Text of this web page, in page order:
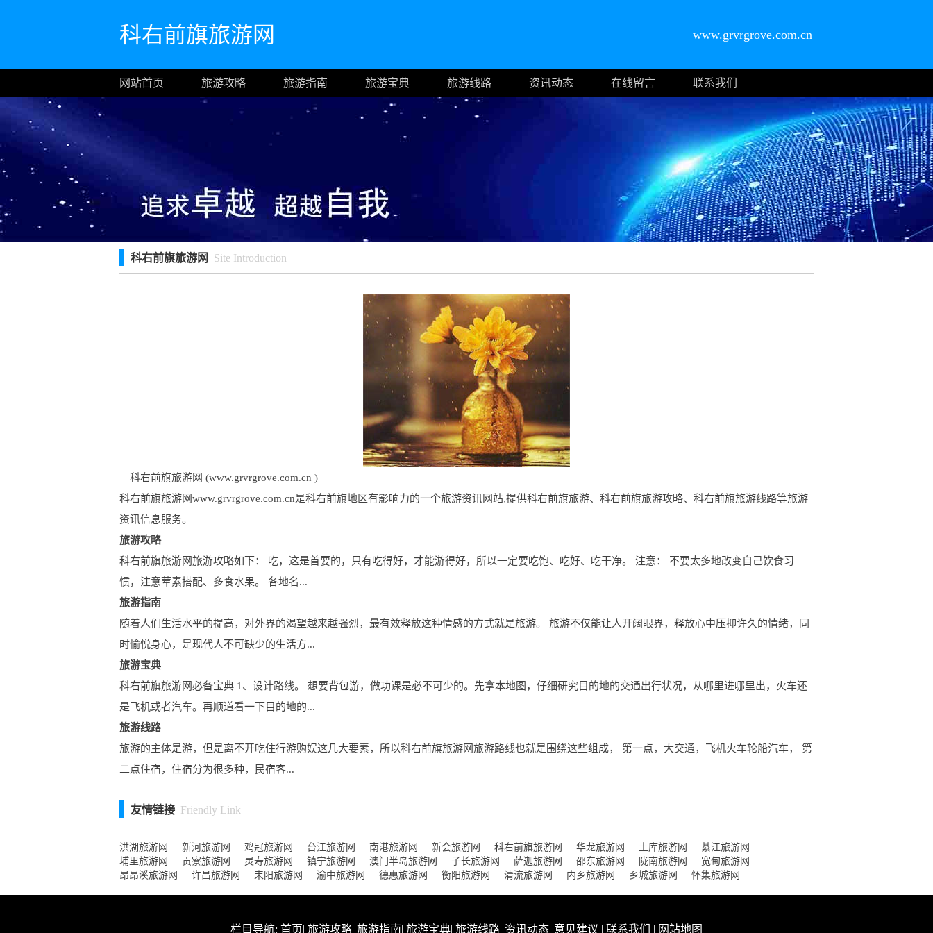
科右前旗旅游网 www.grvrgrove.com.cn
网站首页 旅游攻略 旅游指南 旅游宝典 旅游线路 资讯动态 在线留言 联系我们
科右前旗旅游网 Site Introduction
科右前旗旅游网 (www.grvrgrove.com.cn )
科右前旗旅游网www.grvrgrove.com.cn是科右前旗地区有影响力的一个旅游资讯网站,提供科右前旗旅游、科右前旗旅游攻略、科右前旗旅游线路等旅游
资讯信息服务。
旅游攻略
科右前旗旅游网旅游攻略如下： 吃，这是首要的，只有吃得好，才能游得好，所以一定要吃饱、吃好、吃干净。 注意： 不要太多地改变自己饮食习
惯，注意荤素搭配、多食水果。 各地名...
旅游指南
随着人们生活水平的提高，对外界的渴望越来越强烈，最有效释放这种情感的方式就是旅游。 旅游不仅能让人开阔眼界，释放心中压抑许久的情绪，同
时愉悦身心，是现代人不可缺少的生活方...
旅游宝典
科右前旗旅游网必备宝典 1、设计路线。 想要背包游，做功课是必不可少的。先拿本地图，仔细研究目的地的交通出行状况，从哪里进哪里出，火车还
是飞机或者汽车。再顺道看一下目的地的...
旅游线路
旅游的主体是游，但是离不开吃住行游购娱这几大要素，所以科右前旗旅游网旅游路线也就是围绕这些组成， 第一点，大交通，飞机火车轮船汽车， 第
二点住宿，住宿分为很多种，民宿客...
友情链接 Friendly Link
洪湖旅游网 新河旅游网 鸡冠旅游网 台江旅游网 南港旅游网 新会旅游网 科右前旗旅游网 华龙旅游网 土库旅游网
綦江旅游网
埔里旅游网
贡寮旅游网 灵寿旅游网 镇宁旅游网 澳门半岛旅游网 子长旅游网 萨迦旅游网 邵东旅游网 陇南旅游网
宽甸旅游网
昂昂溪旅游网
许昌旅游网 耒阳旅游网 渝中旅游网 德惠旅游网 衡阳旅游网 清流旅游网 内乡旅游网 乡城旅游网 怀集旅游网
栏目导航: 首页| 旅游攻略| 旅游指南| 旅游宝典| 旅游线路| 资讯动态| 意见建议 | 联系我们 | 网站地图